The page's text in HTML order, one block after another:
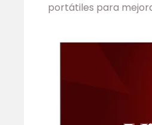
portátiles para